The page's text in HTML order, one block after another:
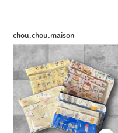
chou.chou.maison